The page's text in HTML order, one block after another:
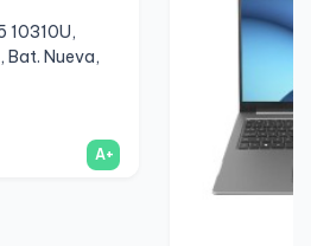
10310U,
Bat. Nueva,
A+